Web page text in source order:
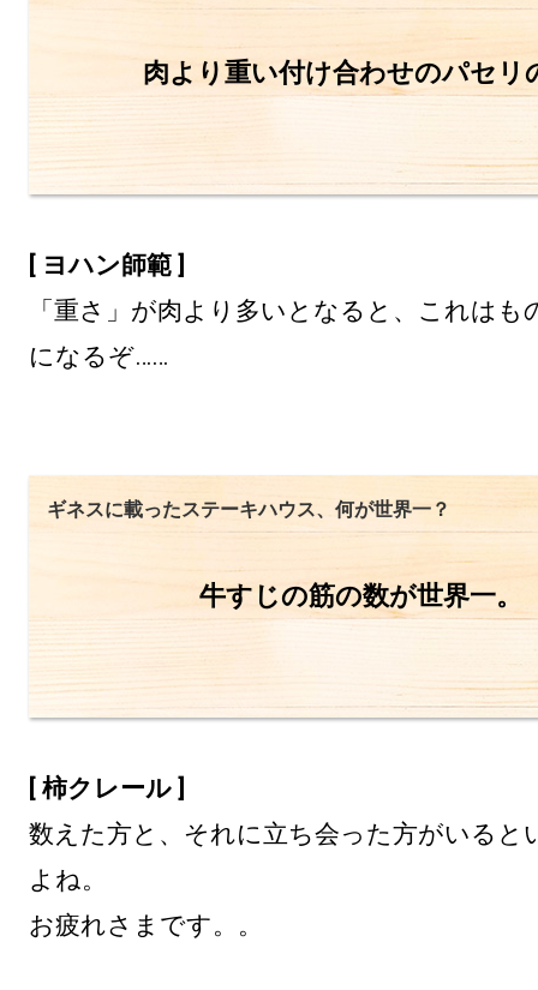
肉より重い付け合わせのパセリ
[ ヨハン師範 ]
「重さ」が肉より多いとなると、これはも
になるぞ……
ギネスに載ったステーキハウス、何が世界一？
牛すじの筋の数が世界一。
[ 柿クレール ]
数えた方と、それに立ち会った方がいると
よね。
お疲れさまです。。